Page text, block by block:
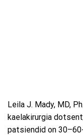
Leila J. Mady, MD,
kaelakirurgia
patsiendid on